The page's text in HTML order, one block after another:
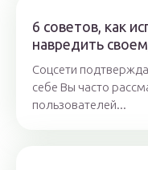
6 советов, как
навредить
Соцсети
себе Вы часто
пользователей...